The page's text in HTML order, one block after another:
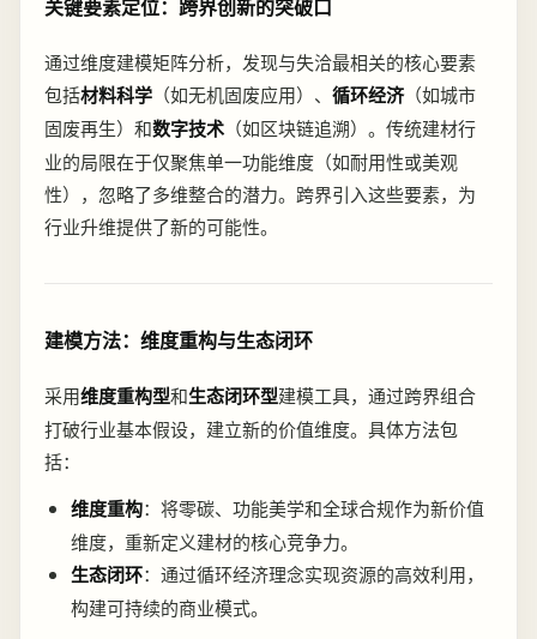
关键要素定位：跨界创新的突破口
通过维度建模矩阵分析，发现与失洽最相关的核心要素
包括材料科学 （如无机固废应用）、 循环经济（如城市
固废再生）和数字技术 （如区块链追溯）。传统建材行
业的局限在于仅聚焦单一功能维度（如耐用性或美观
性），忽略了多维整合的潜力。跨界引入这些要素，为
行业升维提供了新的可能性。
建模方法：维度重构与生态闭环
采用维度重构型和生态闭环型建模工具，通过跨界组合
打破行业基本假设，建立新的价值维度。具体方法包
括：
维度重构：将零碳、功能美学和全球合规作为新价值
维度，重新定义建材的核心竞争力。
生态闭环：通过循环经济理念实现资源的高效利用，
构建可持续的商业模式。